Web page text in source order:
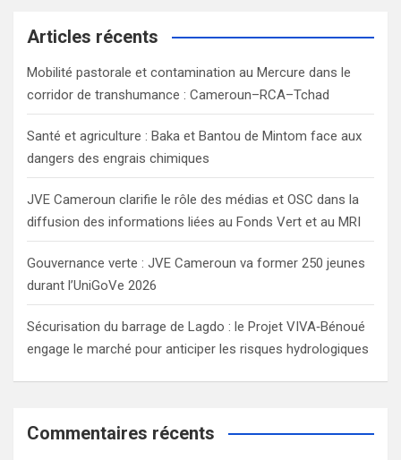
c
Articles récents
Mobilité pastorale et contamination au Mercure dans le
corridor de transhumance : Cameroun–RCA–Tchad
Santé et agriculture : Baka et Bantou de Mintom face aux
dangers des engrais chimiques
JVE Cameroun clarifie le rôle des médias et OSC dans la
diffusion des informations liées au Fonds Vert et au MRI
Gouvernance verte : JVE Cameroun va former 250 jeunes
durant l’UniGoVe 2026
Sécurisation du barrage de Lagdo : le Projet VIVA‑Bénoué
engage le marché pour anticiper les risques hydrologiques
Commentaires récents